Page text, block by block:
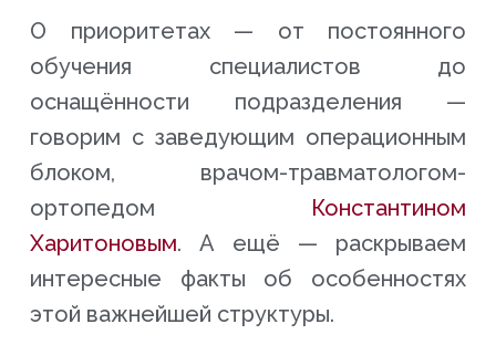
О приоритетах — от постоянного
обучения специалистов до
оснащённости подразделения —
говорим с заведующим операционным
блоком, врачом-травматологом-
ортопедом Константином
Харитоновым. А ещё — раскрываем
интересные факты об особенностях
этой важнейшей структуры.